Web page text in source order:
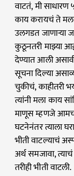
वाटतं, मी साधारण
काय करायचं ते
उलगडत जाणाऱ्या
कुठूनतरी माझ्या
देण्यात आली
सूचना दिल्या
चुकीचं, काहीतरी
त्यांनी मला काय
माणूस म्हणजे
घटनेनंतर त्याला
भीती वाटल्याचं
अर्थ समजावा,
तरीही भीती वाटली.